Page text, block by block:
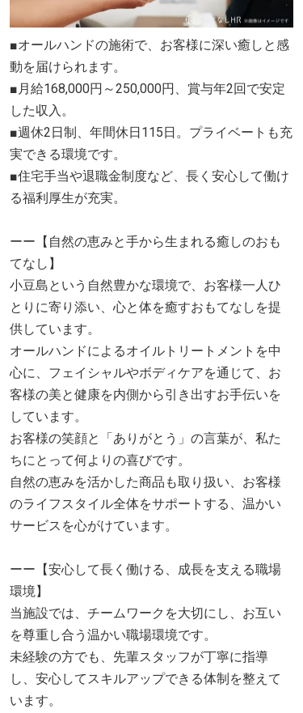
■オールハンドの施術で、お客様に深い癒しと感
動を届けられます。
■月給168,000円～250,000円、賞与年2回で安定
した収入。
■週休2日制、年間休日115日。プライベートも充
実できる環境です。
■住宅手当や退職金制度など、長く安心して働け
る福利厚生が充実。
ーー【自然の恵みと手から生まれる癒しのおも
てなし】
小豆島という自然豊かな環境で、お客様一人ひ
とりに寄り添い、心と体を癒すおもてなしを提
供しています。
オールハンドによるオイルトリートメントを中
心に、フェイシャルやボディケアを通じて、お
客様の美と健康を内側から引き出すお手伝いを
しています。
お客様の笑顔と「ありがとう」の言葉が、私た
ちにとって何よりの喜びです。
自然の恵みを活かした商品も取り扱い、お客様
のライフスタイル全体をサポートする、温かい
サービスを心がけています。
ーー【安心して長く働ける、成長を支える職場
環境】
当施設では、チームワークを大切にし、お互い
を尊重し合う温かい職場環境です。
未経験の方でも、先輩スタッフが丁寧に指導
し、安心してスキルアップできる体制を整えて
います。